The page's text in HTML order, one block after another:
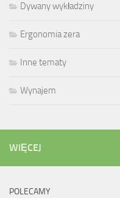
Dywany wykładziny
Ergonomia zera
Inne tematy
Wynajem
WIĘCEJ
POLECAMY